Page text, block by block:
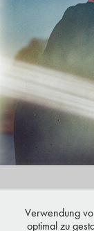
Verwendung
optimal zu